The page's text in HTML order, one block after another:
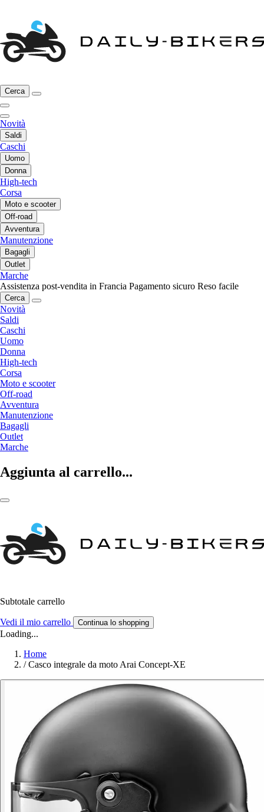
Cerca
Novità
Saldi
Caschi
Uomo
Donna
High-tech
Corsa
Moto e scooter
Off-road
Avventura
Manutenzione
Bagagli
Outlet
Marche
Assistenza post-vendita in Francia Pagamento sicuro Reso facile
Cerca
Novità
Saldi
Caschi
Uomo
Donna
High-tech
Corsa
Moto e scooter
Off-road
Avventura
Manutenzione
Bagagli
Outlet
Marche
Aggiunta al carrello...
Subtotale carrello
Vedi il mio carrello Continua lo shopping
Loading...
Home
/ Casco integrale da moto Arai Concept-XE